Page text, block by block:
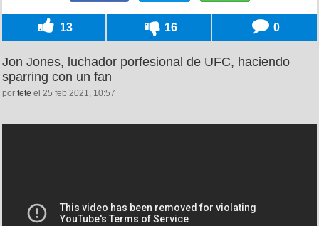
13 16 0
Jon Jones, luchador porfesional de UFC, haciendo
sparring con un fan
por tete el 25 feb 2021, 10:57